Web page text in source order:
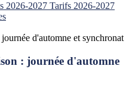
2026-2027 Tarifs 2026-2027
: journée d'automne